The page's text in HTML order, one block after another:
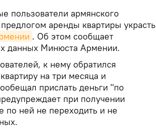
пользователи армянского
аренды квартиры украсть
. Об этом сообщает
данных Минюста Армении.
к нему обратился
на три месяца и
прислать деньги "по
при получении
по ней не переходить и не